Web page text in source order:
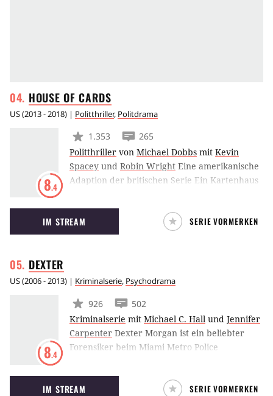
HOUSE OFCARDS
US(2013 - 2018) | Politthriller, Politdrama
8.4
1.353
265
Politthriller von Michael Dobbs mit Kevin
Spacey und Robin Wright Eine amerikanische
Adaption der britischen Serie Ein Kartenhaus
amtierenden Präsidenten treten will. Die Serie
wird von Netflix mit David Fincher und Kevin
Spacey produziert.
IM STREAM SERIE VORMERKEN
DEXTER
US(2006 - 2013) | Kriminalserie, Psychodrama
8.4
926
502
Kriminalserie mit Michael C. Hall und Jennifer
Carpenter Dexter Morgan ist ein beliebter
Forensiker beim Miami Metro Police
Er hat den unstillbaren Drang zu töten.
Gemeinsam mit seinem "dunklen Begleiter"
IM STREAM SERIE VORMERKEN